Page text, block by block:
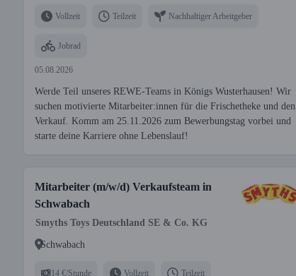
Vollzeit Teilzeit Nachhaltiger Arbeitgeber
Jobrad
05.08.2026
Werde Teil unseres REWE-Teams in Königs Wusterhausen! Wir
suchen motivierte Mitarbeiter:innen für die Frischetheke und den
Verkauf. Komm am 25.11.2026 zum Bewerbungstag vorbei und
starte deine Karriere ohne Lebenslauf!
Mitarbeiter (m/w/d) Verkaufsteam in
Schwabach
Smyths Toys Deutschland SE & Co. KG
Schwabach
14 €/Stunde Vollzeit Teilzeit